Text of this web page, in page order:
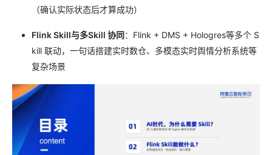
（确认实际状态后才算成功）
Flink Skill与多Skill 协同 ：Flink + DMS + Hologres等多个 S
kill 联动，一句话搭建实时数仓、多模态实时舆情分析系统等
复杂场景